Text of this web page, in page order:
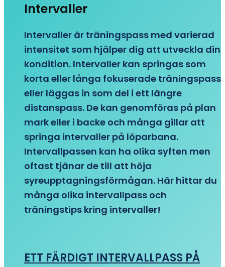
Intervaller
Intervaller är träningspass med varierad
intensitet som hjälper dig att utveckla din
kondition. Intervaller kan springas som
korta eller långa fokuserade träningspass
eller läggas in som del i ett längre
distanspass. De kan genomföras på plan
mark eller i backe och många gillar att
springa intervaller på löparbana.
Intervallpassen kan ha olika syften men
oftast tjänar de till att höja
syreupptagningsförmågan. Här hittar du
många olika intervallpass och
träningstips kring intervaller!
ETT FÄRDIGT INTERVALLPASS PÅ